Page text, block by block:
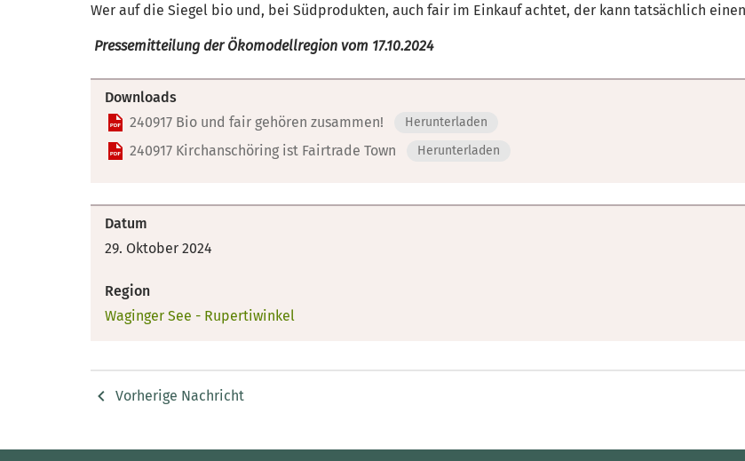
Wer auf die Siegel bio und, bei Südprodukten, auch fair im Einkauf achtet, der kann tatsächlich
Pressemitteilung der Ökomodellregion vom 17.10.2024
Downloads
240917 Bio und fair gehören zusammen!
Herunterladen
240917 Kirchanschöring ist Fairtrade Town Herunterladen
Datum
29. Oktober 2024
Region
Waginger See - Rupertiwinkel
Vorherige Nachricht